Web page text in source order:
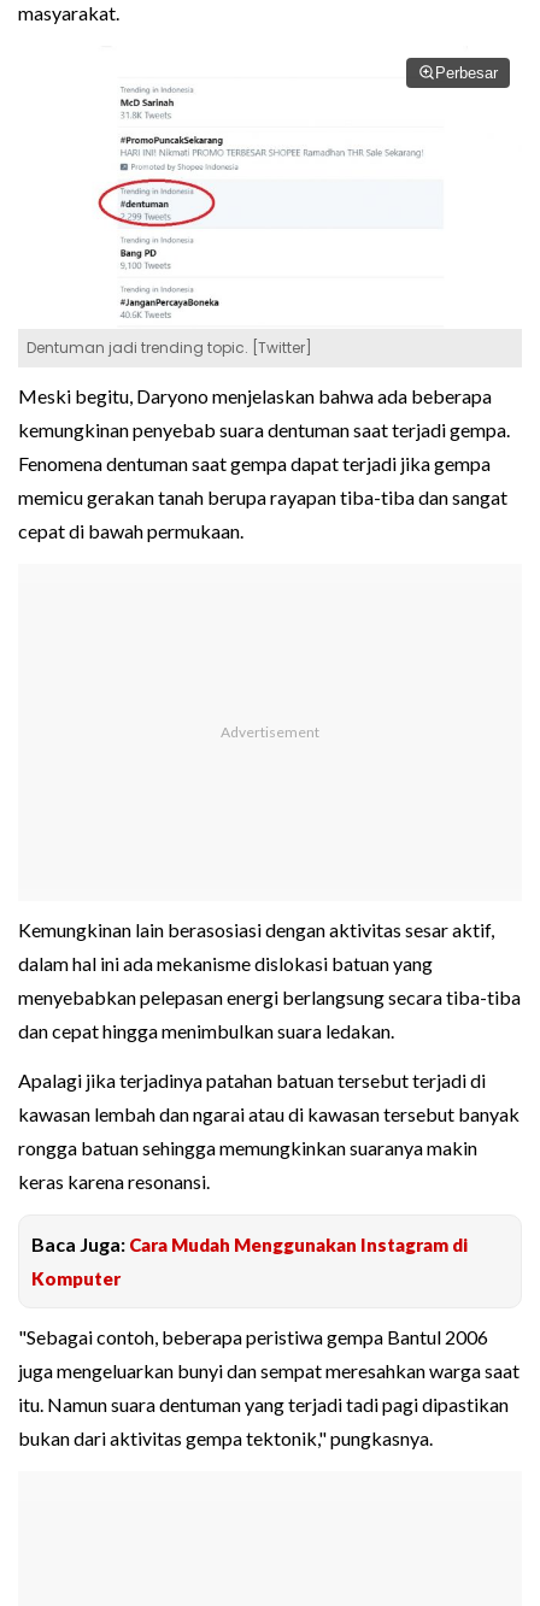
masyarakat.
Perbesar
Dentuman jadi trending topic. [Twitter]
Meski begitu, Daryono menjelaskan bahwa ada beberapa
kemungkinan penyebab suara dentuman saat terjadi gempa.
Fenomena dentuman saat gempa dapat terjadi jika gempa
memicu gerakan tanah berupa rayapan tiba-tiba dan sangat
cepat di bawah permukaan.
Kemungkinan lain berasosiasi dengan aktivitas sesar aktif,
dalam hal ini ada mekanisme dislokasi batuan yang
menyebabkan pelepasan energi berlangsung secara tiba-tiba
dan cepat hingga menimbulkan suara ledakan.
Apalagi jika terjadinya patahan batuan tersebut terjadi di
kawasan lembah dan ngarai atau di kawasan tersebut banyak
rongga batuan sehingga memungkinkan suaranya makin
keras karena resonansi.
Baca Juga: Cara Mudah Menggunakan Instagram di
Komputer
"Sebagai contoh, beberapa peristiwa gempa Bantul 2006
juga mengeluarkan bunyi dan sempat meresahkan warga saat
itu. Namun suara dentuman yang terjadi tadi pagi dipastikan
bukan dari aktivitas gempa tektonik," pungkasnya.